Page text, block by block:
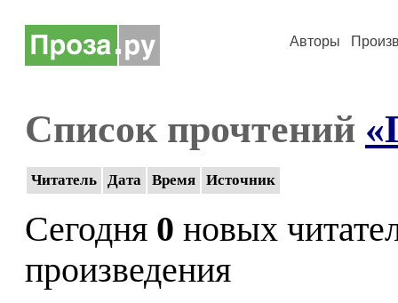
Авторы
Список прочтений
Читатель Дата Время Источник
Сегодня 0 новых
произведения